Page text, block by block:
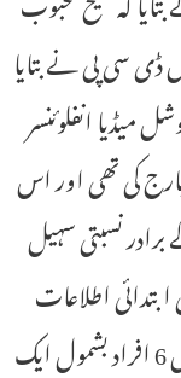
ڈی سی پی نے بتایا
میڈیا انفلوئنسر
کی تھی اور اس
برادر نسبتی سہیل
اطلاعات
ہیں ۔ تاہم مقتول کے والد کا کہنا ہے کہ کل 6 افراد بشمول ایک